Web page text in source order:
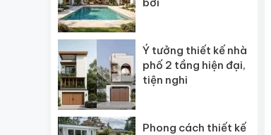
Ý tưởng thiết kế nhà
phố 2 tầng hiện đại,
tiện nghi
Phong cách thiết kế